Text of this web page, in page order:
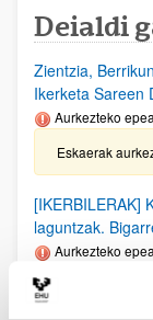
Deialdi
Zientzia,
Ikerketa Sareen
Aurkezteko
Eskaerak
[IKERBILERAK]
laguntzak.
Aurkezteko